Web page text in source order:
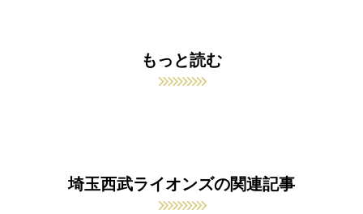
もっと読む
埼玉西武ライオンズの関連記事